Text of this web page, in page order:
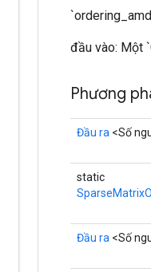
đầu vào: Một
Phương
Đầu ra <Số
static
Đầu ra <Số